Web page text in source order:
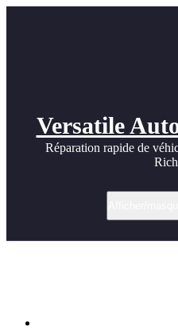
Versatile
Réparation rapide de